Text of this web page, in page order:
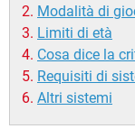
Modalità di
Limiti di età
Cosa dice la
Requisiti di
Altri sistemi